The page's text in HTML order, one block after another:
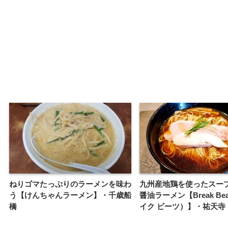
ねりゴマたっぷりのラーメンを味わ
う【けんちゃんラーメン】・千歳船
橋
九州産地鶏を使ったスー
醤油ラーメン【Break
イク ビーツ）】・祐天寺